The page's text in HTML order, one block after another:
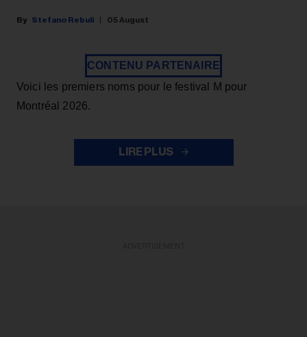
Stefano Rebuli 05 August
CONTENU PARTENAIRE
Voici les premiers noms pour le festival M pour
Montréal 2026.
LIRE PLUS